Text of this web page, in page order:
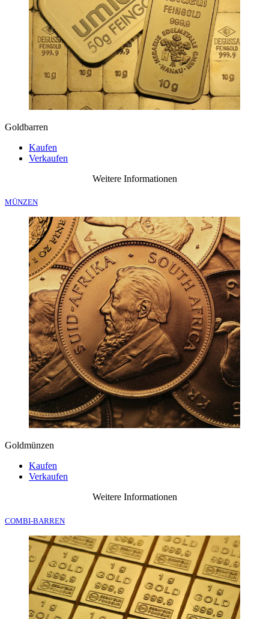
Goldbarren
Kaufen
Verkaufen
Weitere Informationen
MÜNZEN
Goldmünzen
Kaufen
Verkaufen
Weitere Informationen
COMBI-BARREN